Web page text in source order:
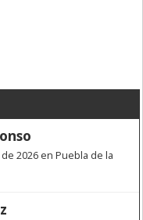
2026 en Puebla de la